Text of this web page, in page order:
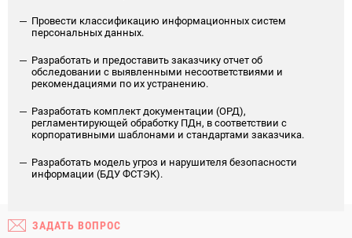
Провести классификацию информационных систем
персональных данных.
Разработать и предоставить заказчику отчет об
обследовании с выявленными несоответствиями и
рекомендациями по их устранению.
Разработать комплект документации (ОРД),
регламентирующей обработку ПДн, в соответствии с
корпоративными шаблонами и стандартами заказчика.
Разработать модель угроз и нарушителя безопасности
информации (БДУ ФСТЭК).
ЗАДАТЬ ВОПРОС